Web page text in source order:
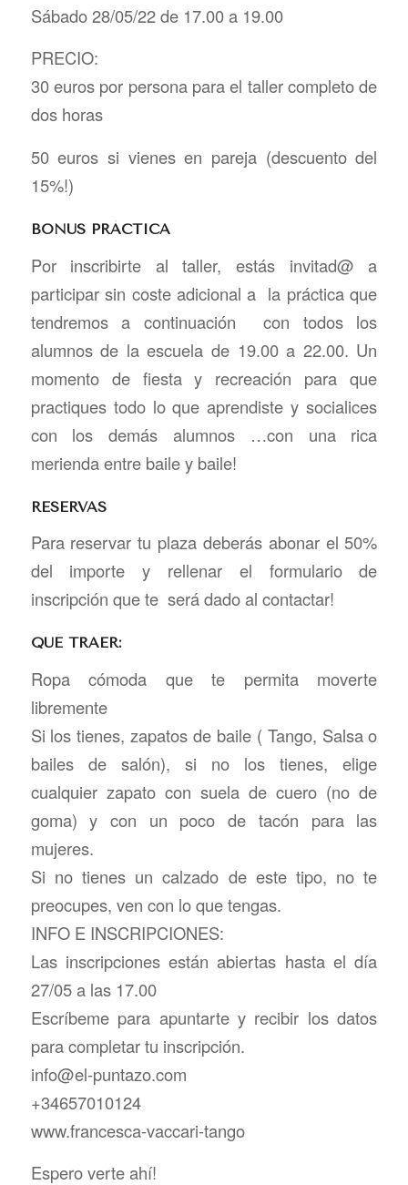
Sábado 28/05/22 de 17.00 a 19.00
PRECIO:
30 euros por persona para el taller completo de
dos horas
50 euros si vienes en pareja (descuento del
15%!)
BONUS PRÁCTICA
Por inscribirte al taller, estás invitad@ a
participar sin coste adicional a la práctica que
tendremos a continuación con todos los
alumnos de la escuela de 19.00 a 22.00. Un
momento de fiesta y recreación para que
practiques todo lo que aprendiste y socialices
con los demás alumnos …con una rica
merienda entre baile y baile!
RESERVAS
Para reservar tu plaza deberás abonar el 50%
del importe y rellenar el formulario de
inscripción que te será dado al contactar!
QUÉ TRAER:
Ropa cómoda que te permita moverte
libremente
Si los tienes, zapatos de baile ( Tango, Salsa o
bailes de salón), si no los tienes, elige
cualquier zapato con suela de cuero (no de
goma) y con un poco de tacón para las
mujeres.
Si no tienes un calzado de este tipo, no te
preocupes, ven con lo que tengas.
INFO E INSCRIPCIONES:
Las inscripciones están abiertas hasta el día
27/05 a las 17.00
Escríbeme para apuntarte y recibir los datos
para completar tu inscripción.
info@el-puntazo.com
+34657010124
www.francesca-vaccari-tango
Espero verte ahí!